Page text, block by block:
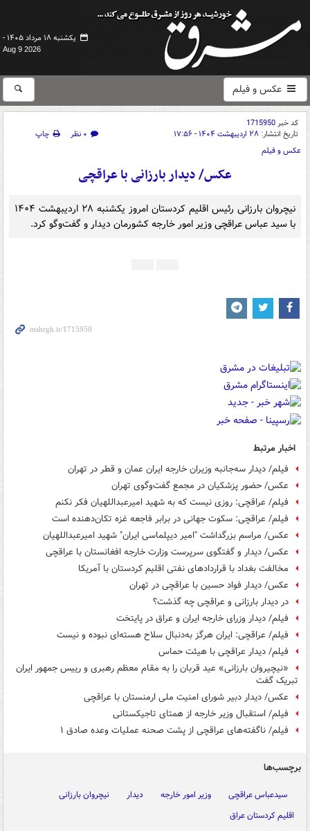
یکشنبه ۱۸ مرداد ۱۴۰۵ -
Aug 9 2026
عکس و فیلم
کد خبر1715950
تاریخ انتشار: ۲۸ اردیبهشت ۱۴۰۴ - ۱۷:۵۶ ۰ نظر
چاپ
عکس و فیلم
عکس/ دیدار بارزانی با عراقچی
نیچروان بارزانی رئیس اقلیم کردستان امروز یکشنبه ۲۸ اردیبهشت ۱۴۰۴
با سید عباس عراقچی وزیر امور خارجه کشورمان دیدار و گفت‌وگو کرد.
اخبار مرتبط
فیلم/ دیدار سه‌جانبه وزیران خارجه ایران عمان و قطر در تهران
عکس/ حضور پزشکیان در مجمع گفت‌وگوی تهران
فیلم/ عراقچی: روزی نیست که به شهید امیرعبداللهیان فکر نکنم
فیلم/ عراقچی: سکوت جهانی در برابر فاجعه غزه تکان‌دهنده است
عکس/ مراسم بزرگداشت "امیر دیپلماسی ایران" شهید امیرعبداللهیان
عکس/ دیدار و گفتگوی سرپرست وزارت خارجه افغانستان با عراقچی
مخالفت بغداد با قراردادهای نفتی اقلیم کردستان با آمریکا
عکس/ دیدار فواد حسین با عراقچی در تهران
در دیدار بارزانی و عراقچی چه گذشت؟
فیلم/ دیدار وزرای خارجه ایران و عراق در پایتخت
فیلم/ عراقچی: ایران هرگز به‌دنبال سلاح هسته‌ای نبوده و نیست
فیلم/ دیدار عراقچی با هیئت حماس
«نیچیروان بارزانی» عید قربان را به مقام معظم رهبری و رییس جمهور ایران
تبریک گفت
عکس/ دیدار دبیر شورای امنیت ملی ارمنستان با عراقچی
فیلم/ استقبال وزیر خارجه از همتای تاجیکستانی
فیلم/ ناگفته‌های عراقچی از پشت صحنه عملیات وعده صادق ۱
برچسب‌ها
سیدعباس عراقچی وزیر امور خارجه دیدار
نیچروان بارزانی
اقلیم کردستان عراق